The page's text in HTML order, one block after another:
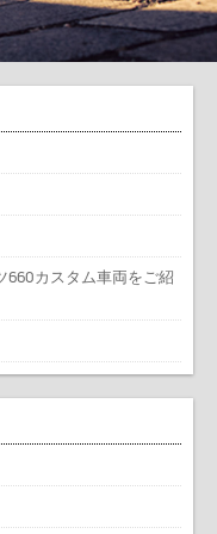
660カスタム車両をご紹